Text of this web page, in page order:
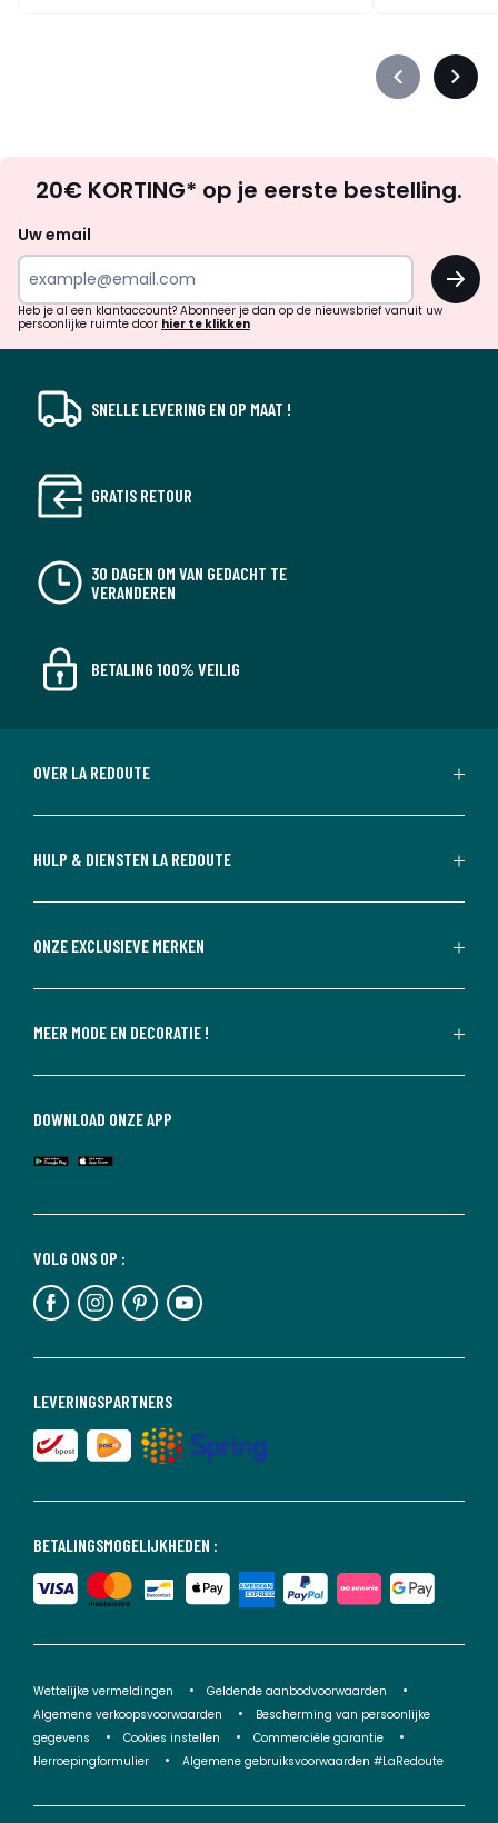
Précédent
zoek
inspiratie
verrassingen?
20€ KORTING* op je eerste bestelling.
Uw email
OK
Heb je al een klantaccount? Abonneer je dan op de nieuwsbrief vanuit uw
persoonlijke ruimte door hier te klikken
SNELLE LEVERING EN OP MAAT !
GRATIS RETOUR
30 DAGEN OM VAN GEDACHT TE
VERANDEREN
BETALING 100% VEILIG
OVER LA REDOUTE
HULP & DIENSTEN LA REDOUTE
ONZE EXCLUSIEVE MERKEN
MEER MODE EN DECORATIE !
BETALINGSMOGELIJKHEDEN :
LEVERINGSPARTNERS
VOLG ONS OP :
DOWNLOAD ONZE APP
Wettelijke vermeldingen
Geldende aanbodvoorwaarden
Algemene verkoopsvoorwaarden
Bescherming van persoonlijke
gegevens
Cookies instellen
Commerciële garantie
Herroepingformulier
Algemene gebruiksvoorwaarden #LaRedoute